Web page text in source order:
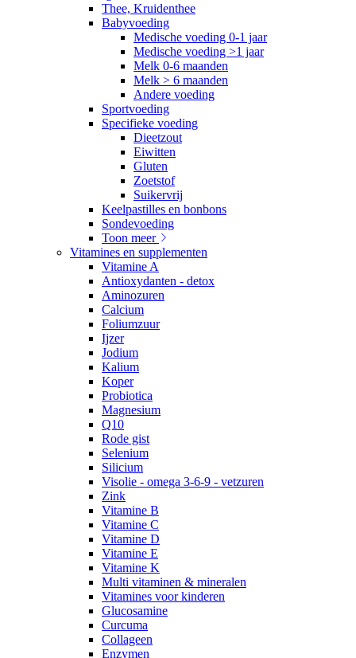
Thee, Kruidenthee
Babyvoeding
Medische voeding 0-1 jaar
Medische voeding >1 jaar
Melk 0-6 maanden
Melk > 6 maanden
Andere voeding
Sportvoeding
Specifieke voeding
Dieetzout
Eiwitten
Gluten
Zoetstof
Suikervrij
Keelpastilles en bonbons
Sondevoeding
Toon meer
Vitamines en supplementen
Vitamine A
Antioxydanten - detox
Aminozuren
Calcium
Foliumzuur
Ijzer
Jodium
Kalium
Koper
Probiotica
Magnesium
Q10
Rode gist
Selenium
Silicium
Visolie - omega 3-6-9 - vetzuren
Zink
Vitamine B
Vitamine C
Vitamine D
Vitamine E
Vitamine K
Multi vitaminen & mineralen
Vitamines voor kinderen
Glucosamine
Curcuma
Collageen
Enzymen